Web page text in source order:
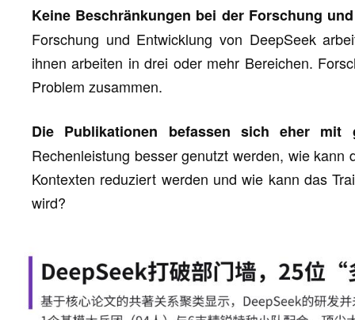
Keine Beschränkungen bei der Forschung
Forschung und Entwicklung von DeepSeek
ihnen arbeiten in drei oder mehr Bereichen.
Problem zusammen.
Die Publikationen befassen sich eher mit
Rechenleistung besser genutzt werden, wie
Kontexten reduziert werden und wie kann das
wird?